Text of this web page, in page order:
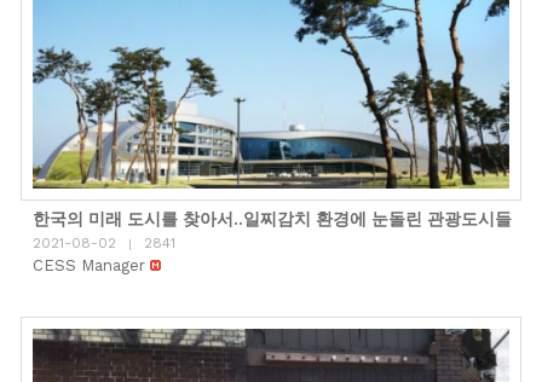
한국의 미래 도시를 찾아서..일찌감치 환경에 눈돌린 관광도시들
2021-08-02 | 2841
CESS Manager